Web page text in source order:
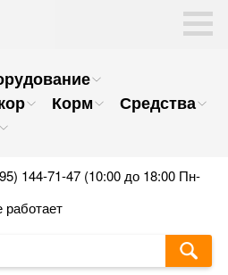
Корм
Средства
144-71-47 (10:00 до 18:00 Пн-